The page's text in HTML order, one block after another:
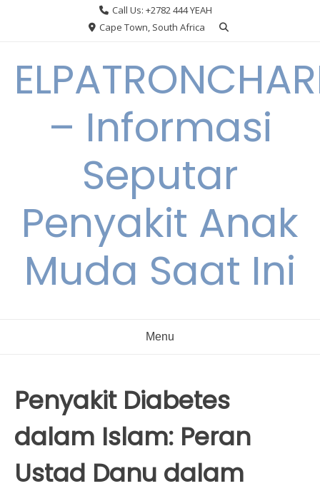
Call Us: +2782 444 YEAH
Cape Town, South Africa
– Informasi
Seputar
Penyakit Anak
Muda Saat Ini
Menu
Penyakit Diabetes
dalam Islam: Peran
Ustad Danu dalam